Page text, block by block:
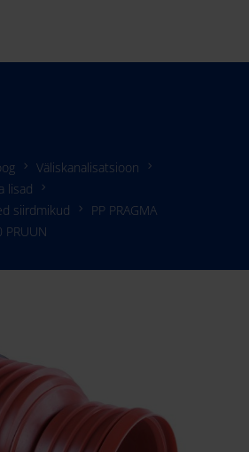
Väliskanalisatsioon
lisad
siirdmikud
PP PRAGMA
PRUUN